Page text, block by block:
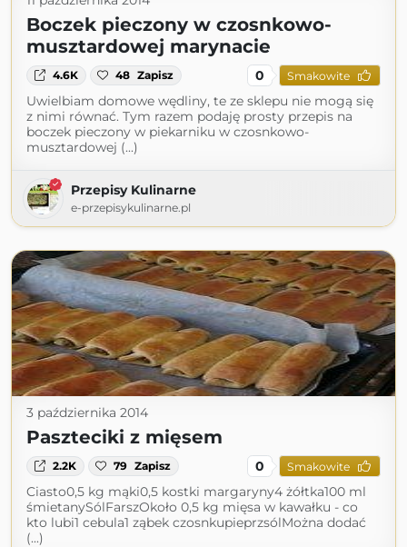
Boczek pieczony w czosnkowo-
musztardowej marynacie
4.6K 48 Zapisz 0 Smakowite
Uwielbiam domowe wędliny, te ze sklepu nie mogą się
z nimi równać. Tym razem podaję prosty przepis na
boczek pieczony w piekarniku w czosnkowo-
musztardowej (...)
Przepisy Kulinarne
e-przepisykulinarne.pl
3 października 2014
Paszteciki z mięsem
2.2K 79 Zapisz 0 Smakowite
Ciasto0,5 kg mąki0,5 kostki margaryny4 żółtka100 ml
śmietanySólFarszOkoło 0,5 kg mięsa w kawałku - co
kto lubi1 cebula1 ząbek czosnkupieprzsólMożna dodać
(...)